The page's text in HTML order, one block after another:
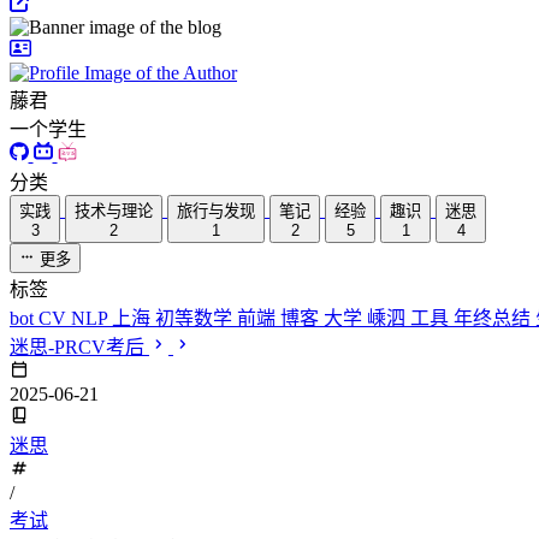
藤君
一个学生
分类
实践
3
技术与理论
2
旅行与发现
1
笔记
2
经验
5
趣识
1
迷思
4
更多
标签
bot CV NLP 上海 初等数学 前端 博客 大学 嵊泗 工具 年终总结
迷思-PRCV考后
2025-06-21
迷思
/
考试